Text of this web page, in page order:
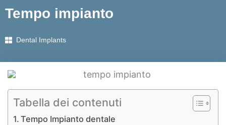
Tempo impianto
Dental Implants
Tabella dei contenuti
Tempo Impianto dentale